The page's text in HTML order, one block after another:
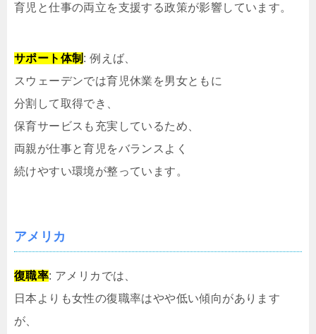
育児と仕事の両立を支援する政策が影響しています。
サポート体制 : 例えば、
スウェーデンでは育児休業を男女ともに
分割して取得でき、
保育サービスも充実しているため、
両親が仕事と育児をバランスよく
続けやすい環境が整っています。
アメリカ
復職率: アメリカでは、
日本よりも女性の復職率はやや低い傾向があります
が、